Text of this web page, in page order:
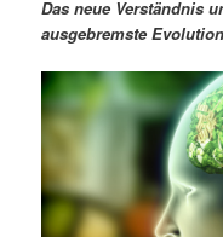
r
n
d
r
n
a
i
g
i
o
Das neue Verständnis
ausgebremste